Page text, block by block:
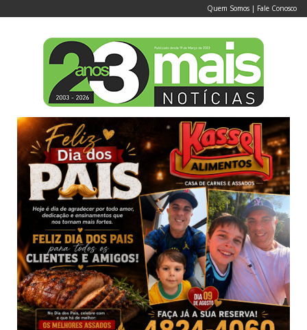
Quem Somos | Fale Conosco